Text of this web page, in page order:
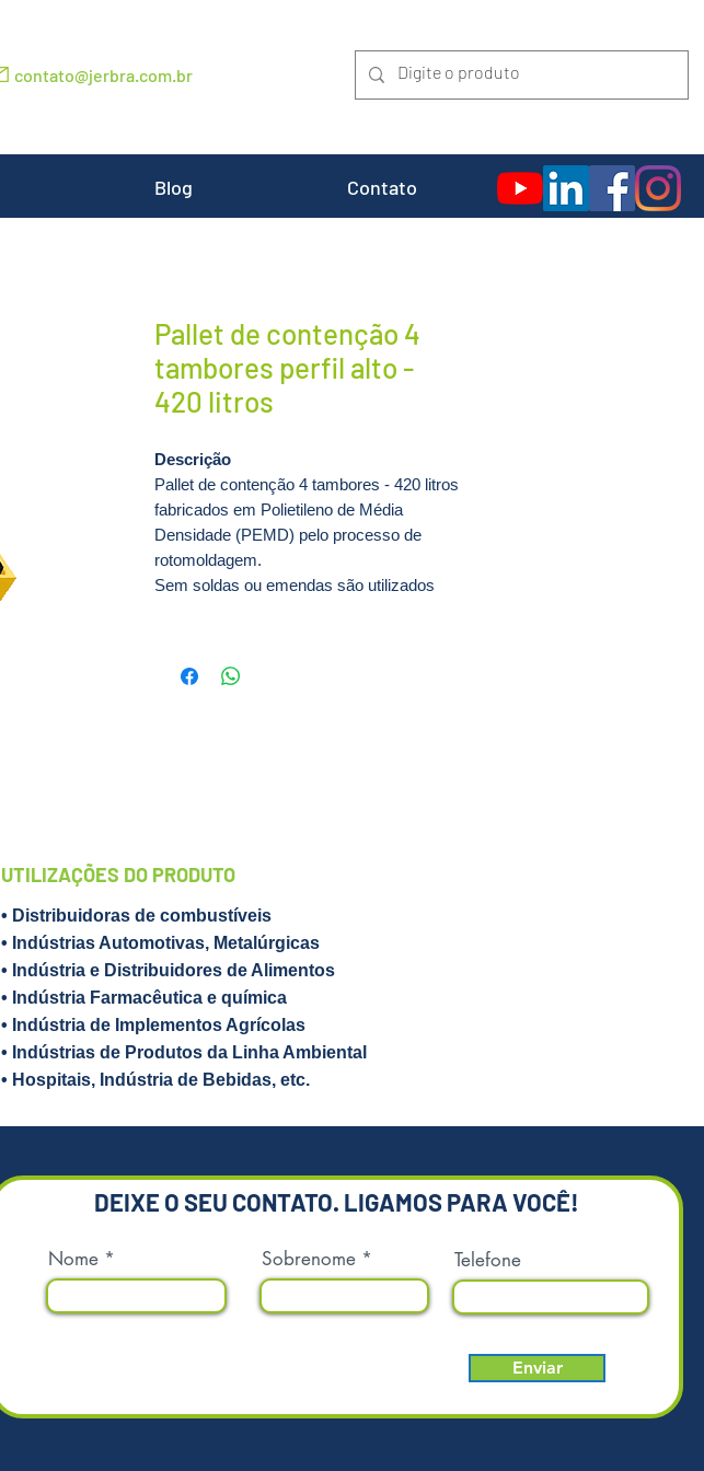
contato@jerbra.com.br
Pallet de contenção 4
tambores perfil alto -
420 litros
Descrição
Pallet de contenção 4 tambores - 420 litros
fabricados em Polietileno de Média
Densidade (PEMD) pelo processo de
rotomoldagem.
Sem soldas ou emendas são utilizados
tambores, galões e outros recipientes.
derramado fica armazenado no
compartimento inferior do pallet, podendo
ser reutilizado. Melhores e mais
modernos, os pallets de contenção
fabricados de material plástico são os
mais escolhidos pelas indústrias atuais.
Ecológicos e sustentáveis, são mais
higiênicos que os demais, além de serem
resistentes a altas e baixas temperaturas,
• Fabricados em PEMD;
• Podem ser manipulados com
empilhadeiras ou paleteiras;
benefício;
UTILIZAÇÕES DO PRODUTO
• Distribuidoras de combustíveis
• Indústrias Automotivas, Metalúrgicas
• Indústria e Distribuidores de Alimentos
• Indústria Farmacêutica e química
• Indústria de Implementos Agrícolas
• Indústrias de Produtos da Linha Ambiental
• Hospitais, Indústria de Bebidas, etc.
Blog Contato
DEIXE O SEU CONTATO. LIGAMOS PARA VOCÊ!
Nome Sobrenome Telefone
Enviar